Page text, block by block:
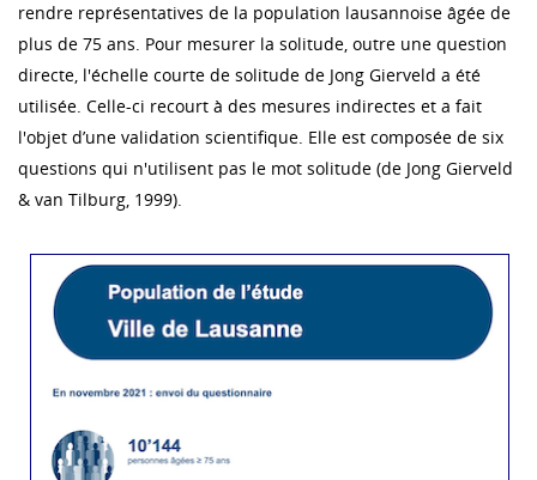
rendre représentatives de la population lausannoise âgée de
plus de 75 ans. Pour mesurer la solitude, outre une question
directe, l'échelle courte de solitude de Jong Gierveld a été
utilisée. Celle-ci recourt à des mesures indirectes et a fait
l'objet d’une validation scientifique. Elle est composée de six
questions qui n'utilisent pas le mot solitude (de Jong Gierveld
& van Tilburg, 1999).